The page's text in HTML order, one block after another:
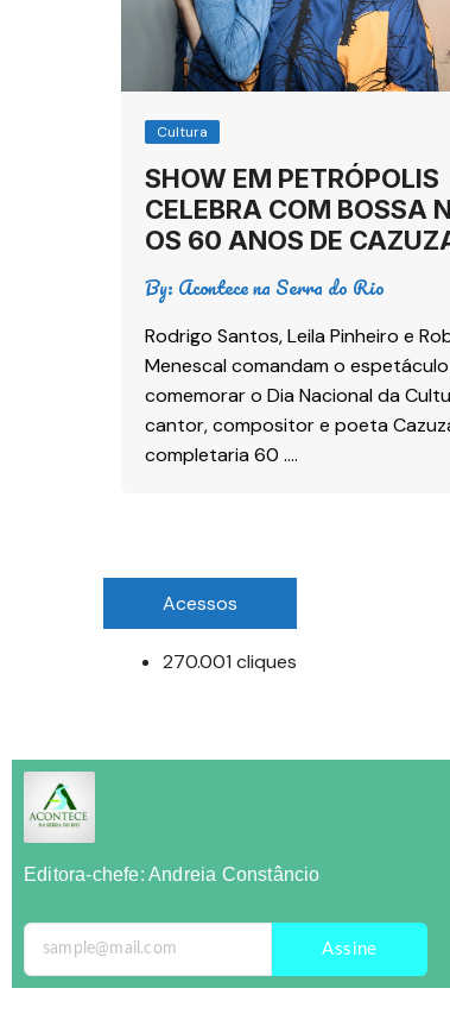
Cultura
SHOW EM PETRÓPOLIS
CELEBRA COM BOSSA
OS 60 ANOS DE
By: Acontece na Serra do Rio
Rodrigo Santos, Leila Pinheiro e
Menescal comandam o
comemorar o Dia Nacional da
cantor, compositor e poeta
completaria 60 ….
Acessos
270.001 cliques
Editora-chefe: Andreia Constâncio
Assine